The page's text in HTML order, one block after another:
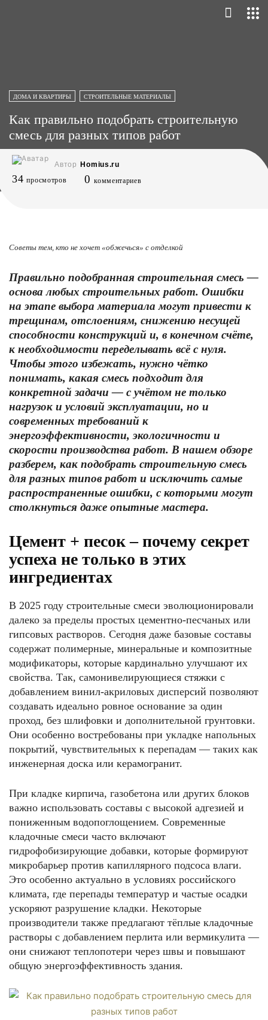
ДОМА И КВАРТИРЫ СТРОИТЕЛЬНЫЕ МАТЕРИАЛЫ
Как правильно подобрать строительную
смесь для разных типов работ
Автор Homius.ru
34 просмотров 0 комментариев
Советы тем, кто не хочет «обжечься» с отделкой
Правильно подобранная строительная смесь —
основа любых строительных работ. Ошибки
на этапе выбора материала могут привести к
трещинам, отслоениям, снижению несущей
способности конструкций и, в конечном счёте,
к необходимости переделывать всё с нуля.
Чтобы этого избежать, нужно чётко
понимать, какая смесь подходит для
конкретной задачи — с учётом не только
нагрузок и условий эксплуатации, но и
современных требований к
энергоэффективности, экологичности и
скорости производства работ. В нашем обзоре
разберем, как подобрать строительную смесь
для разных типов работ и исключить самые
распространенные ошибки, с которыми могут
столкнуться даже опытные мастера.
Цемент + песок – почему секрет
успеха не только в этих
ингредиентах
В 2025 году строительные смеси эволюционировали
далеко за пределы простых цементно-песчаных или
гипсовых растворов. Сегодня даже базовые составы
содержат полимерные, минеральные и композитные
модификаторы, которые кардинально улучшают их
свойства. Так, самонивелирующиеся стяжки с
добавлением винил-акриловых дисперсий позволяют
создавать идеально ровное основание за один
проход, без шлифовки и дополнительной грунтовки.
Они особенно востребованы при укладке напольных
покрытий, чувствительных к перепадам — таких как
инженерная доска или керамогранит.
При кладке кирпича, газобетона или других блоков
важно использовать составы с высокой адгезией и
пониженным водопоглощением. Современные
кладочные смеси часто включают
гидрофобизирующие добавки, которые формируют
микробарьер против капиллярного подсоса влаги.
Это особенно актуально в условиях российского
климата, где перепады температур и частые осадки
ускоряют разрушение кладки. Некоторые
производители также предлагают тёплые кладочные
растворы с добавлением перлита или вермикулита —
они снижают теплопотери через швы и повышают
общую энергоэффективность здания.